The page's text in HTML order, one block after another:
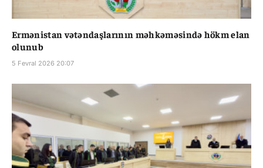
Ermənistan vətəndaşlarının məhkəməsində hökm elan
olunub
5 Fevral 2026 20:07